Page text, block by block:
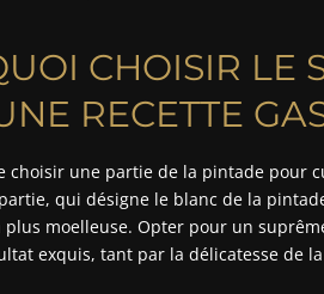
CHOISIR LE
RECETTE
choisir une partie de la pintade
qui désigne le blanc de la
moelleuse. Opter pour un
exquis, tant par la délicatesse de